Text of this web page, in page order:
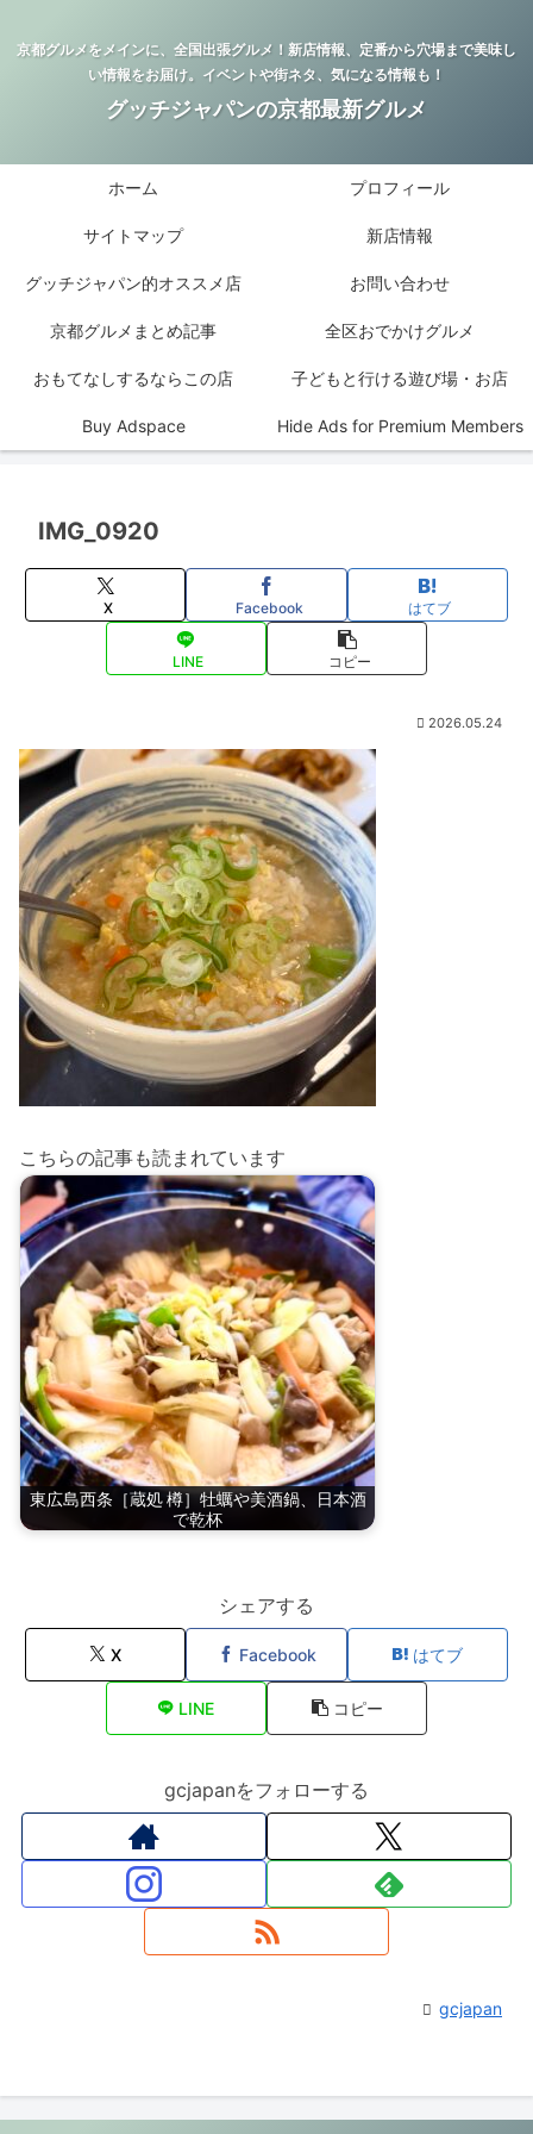
京都グルメをメインに、全国出張グルメ！新店情報、定番から穴場まで美味し
い情報をお届け。イベントや街ネタ、気になる情報も！
グッチジャパンの京都最新グルメ
ホーム プロフィール
サイトマップ 新店情報
グッチジャパン的オススメ店 お問い合わせ
京都グルメまとめ記事 全区おでかけグルメ
おもてなしするならこの店 子どもと行ける遊び場・お店
Buy Adspace Hide Ads for Premium Members
IMG_0920
X Facebook はてブ
LINE コピー
2026.05.24
こちらの記事も読まれています
東広島西条［蔵処 樽］牡蠣や美酒鍋、日本酒
で乾杯
シェアする
X Facebook はてブ
LINE コピー
gcjapanをフォローする
gcjapan